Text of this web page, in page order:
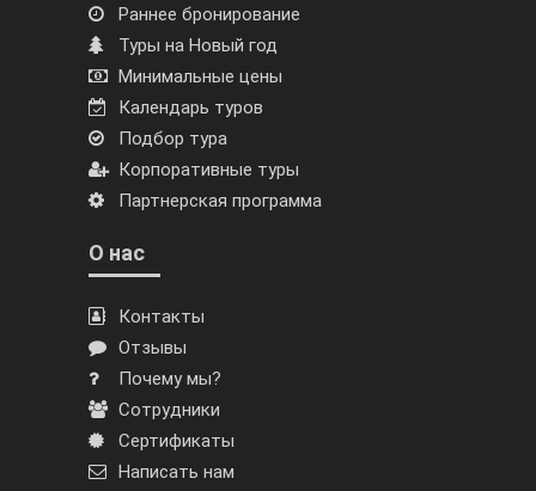
Раннее бронирование
Туры на Новый год
Минимальные цены
Календарь туров
Подбор тура
Корпоративные туры
Партнерская программа
О нас
Контакты
Отзывы
Почему мы?
Сотрудники
Сертификаты
Написать нам